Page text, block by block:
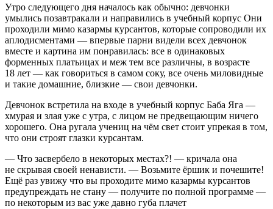
Утро следующего дня началось как обычно: девчонки
умылись позавтракали и направились в учебный корпус Они
проходили мимо казармы курсантов, которые сопроводили их
аплодисментами — впервые парни видели всех девчонок
вместе и картина им понравилась: все в одинаковых
форменных платьицах и меж тем все различны, в возрасте
18 лет — как говориться в самом соку, все очень миловидные
и такие домашние, близкие — свои девчонки.
Девчонок встретила на входе в учебный корпус Баба Яга —
хмурая и злая уже с утра, с лицом не предвещающим ничего
хорошего. Она ругала учениц на чём свет стоит упрекая в том,
что они строят глазки курсантам.
— Что засвербело в некоторых местах?! — кричала она
не скрывая своей ненависти. — Возьмите ёршик и почешите!
Ещё раз увижу что вы проходите мимо казармы курсантов
предупреждать не стану — получите по полной программе —
по некоторым из вас уже давно губа плачет